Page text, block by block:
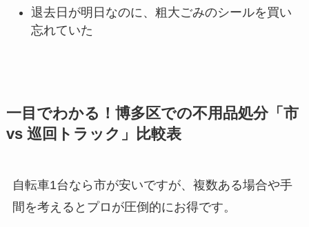
退去日が明日なのに、粗大ごみのシールを買い
忘れていた
一目でわかる！博多区での不用品処分「市
vs 巡回トラック」比較表
自転車1台なら市が安いですが、複数ある場合や手
間を考えるとプロが圧倒的にお得です。